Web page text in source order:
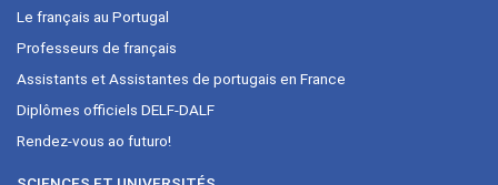
Le français au Portugal
Professeurs de français
Assistants et Assistantes de portugais en France
Diplômes officiels DELF-DALF
Rendez-vous ao futuro!